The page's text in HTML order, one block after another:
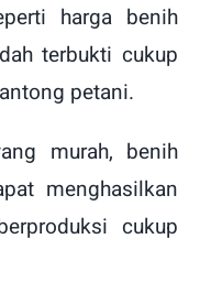
harga benih
terbukti cukup
petani.
murah, benih
menghasilkan
cukup